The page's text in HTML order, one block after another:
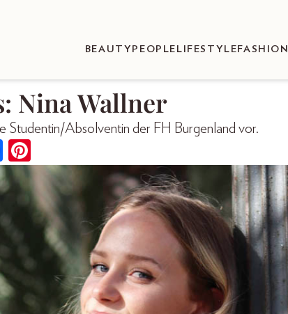
BEAUTY PEOPLE LIFESTYLEFASHION
Nina Wallner
Studentin/Absolventin der FH Burgenland vor.